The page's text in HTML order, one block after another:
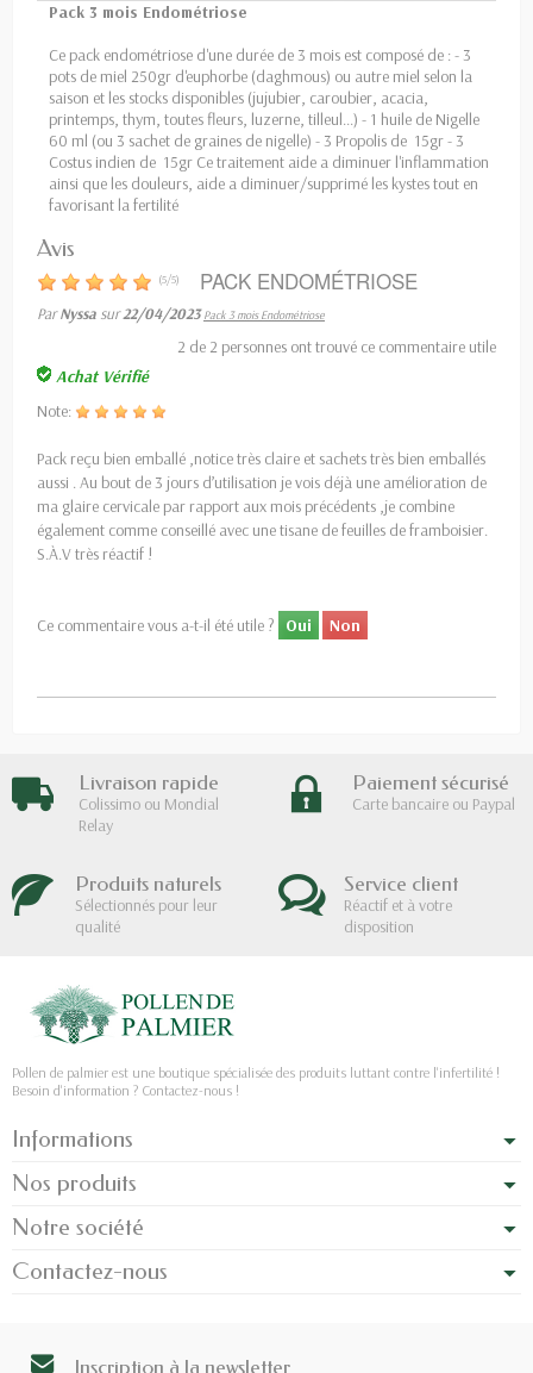
Pack 3 mois Endométriose
Ce pack endométriose d'une durée de 3 mois est composé de : - 3
pots de miel 250gr d'euphorbe (daghmous) ou autre miel selon la
saison et les stocks disponibles (jujubier, caroubier, acacia,
printemps, thym, toutes fleurs, luzerne, tilleul...) - 1 huile de Nigelle
60 ml (ou 3 sachet de graines de nigelle) - 3 Propolis de 15gr - 3
Costus indien de 15gr Ce traitement aide a diminuer l'inflammation
ainsi que les douleurs, aide a diminuer/supprimé les kystes tout en
favorisant la fertilité
Avis
(5/5) PACK ENDOMÉTRIOSE
ParNyssa sur22/04/2023 Pack 3 mois Endométriose
2 de 2 personnes ont trouvé ce commentaire utile
Achat Vérifié
Note:
Pack reçu bien emballé ,notice très claire et sachets très bien emballés
aussi . Au bout de 3 jours d’utilisation je vois déjà une amélioration de
ma glaire cervicale par rapport aux mois précédents ,je combine
également comme conseillé avec une tisane de feuilles de framboisier.
S.À.V très réactif !
Ce commentaire vous a-t-il été utile ? Oui Non
Livraison rapide
Colissimo ou Mondial
Relay
Paiement sécurisé
Carte bancaire ou Paypal
Produits naturels
Sélectionnés pour leur
qualité
Service client
Réactif et à votre
disposition
Pollen de palmier est une boutique spécialisée des produits luttant contre l'infertilité !
Besoin d'information ? Contactez-nous !
Informations
Nos produits
Notre société
Contactez-nous
Inscription à la newsletter